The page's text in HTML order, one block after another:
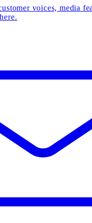
voices, media